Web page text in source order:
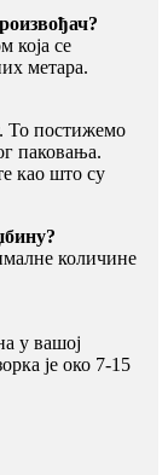
која се
метара.
То постижемо
паковања.
као што су
количине
у вашој
је око 7-15